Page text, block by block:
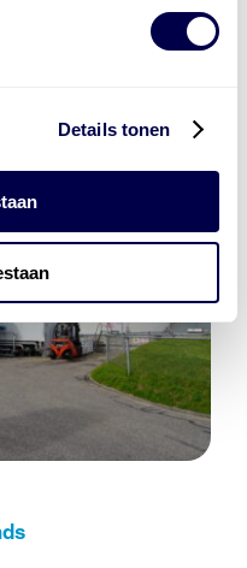
Details tonen